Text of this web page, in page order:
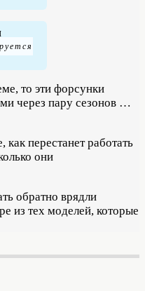
то эти форсунки
через пару сезонов …
перестанет работать
они
обратно врядли
из тех моделей, которые